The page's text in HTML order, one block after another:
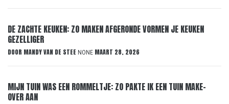
DE ZACHTE KEUKEN: ZO MAKEN AFGERONDE VORMEN JE KEUKEN
GEZELLIGER
DOOR MANDY VAN DE STEE NONE MAART 28, 2026
MIJN TUIN WAS EEN ROMMELTJE: ZO PAKTE IK EEN TUIN MAKE-
OVER AAN